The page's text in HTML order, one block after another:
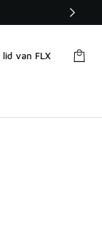
van FLX